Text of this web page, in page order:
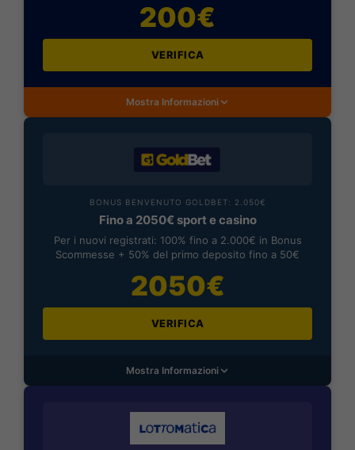
200€
VERIFICA
Mostra Informazioni
BONUS BENVENUTO GOLDBET: 2.050€
Fino a 2050€ sport e casino
Per i nuovi registrati: 100% fino a 2.000€ in Bonus
Scommesse + 50% del primo deposito fino a 50€
2050€
VERIFICA
Mostra Informazioni